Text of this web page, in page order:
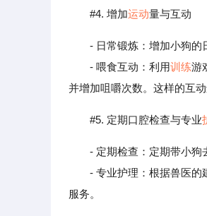
#4. 增加运动量与互动
- 日常锻炼：增加小狗的
- 喂食互动：利用训练游
并增加咀嚼次数。这样的互
#5. 定期口腔检查与专业
- 定期检查：定期带小狗
- 专业护理：根据兽医的建
服务。